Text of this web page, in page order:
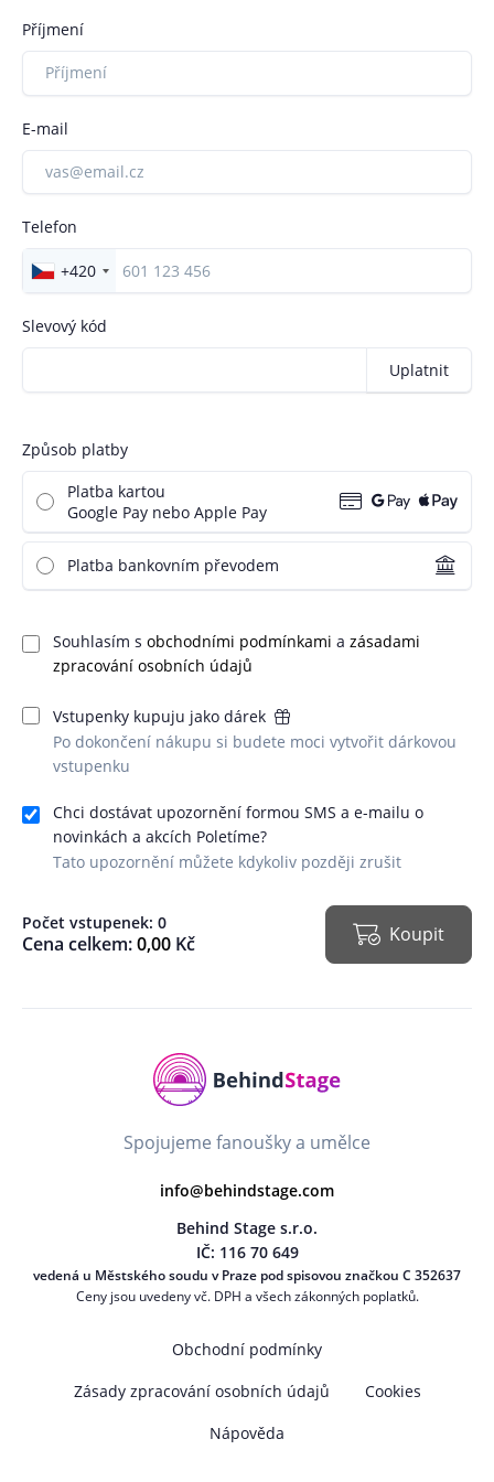
Příjmení
E-mail
Telefon
+420
Slevový kód
Uplatnit
Způsob platby
Platba kartou
Google Pay nebo Apple Pay
Platba bankovním převodem
Souhlasím s obchodními podmínkami a zásadami
zpracování osobních údajů
Vstupenky kupuju jako dárek
Po dokončení nákupu si budete moci vytvořit dárkovou
vstupenku
Chci dostávat upozornění formou SMS a e-mailu o
novinkách a akcích Poletíme?
Tato upozornění můžete kdykoliv později zrušit
Počet vstupenek: 0
Cena celkem:0,00 Kč Koupit
Spojujeme fanoušky a umělce
info@behindstage.com
Behind Stage s.r.o.
IČ: 116 70 649
vedená u Městského soudu v Praze pod spisovou značkou C 352637
Ceny jsou uvedeny vč. DPH a všech zákonných poplatků.
Obchodní podmínky
Zásady zpracování osobních údajů
Cookies
Nápověda